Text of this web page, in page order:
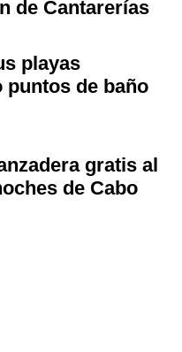
de Cantarerías
playas
de baño
gratis al
de Cabo